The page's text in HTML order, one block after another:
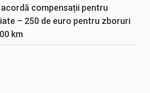
compensații pentru
– 250 de euro pentru zboruri
km